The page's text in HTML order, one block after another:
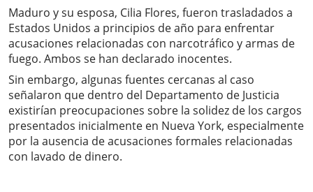
Maduro y su esposa, Cilia Flores, fueron trasladados a
Estados Unidos a principios de año para enfrentar
acusaciones relacionadas con narcotráfico y armas de
fuego. Ambos se han declarado inocentes.
Sin embargo, algunas fuentes cercanas al caso
señalaron que dentro del Departamento de Justicia
existirían preocupaciones sobre la solidez de los cargos
presentados inicialmente en Nueva York, especialmente
por la ausencia de acusaciones formales relacionadas
con lavado de dinero.